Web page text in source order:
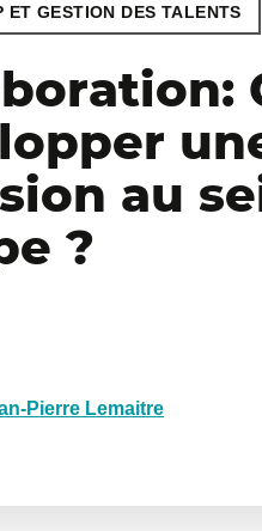
ET GESTION DES TALENTS
au
?
Pierre Lemaitre